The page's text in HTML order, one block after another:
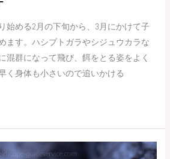
始める2月の下旬から、3月にかけて子
ます。ハシブトガラやシジュウカラな
混群になって飛び、餌をとる姿をよく
く身体も小さいので追いかける